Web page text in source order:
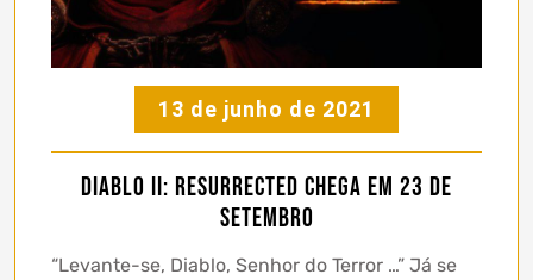
13 de junho de 2021
Diablo II: Resurrected chega em 23 de
setembro
“Levante-se, Diablo, Senhor do Terror …” Já se